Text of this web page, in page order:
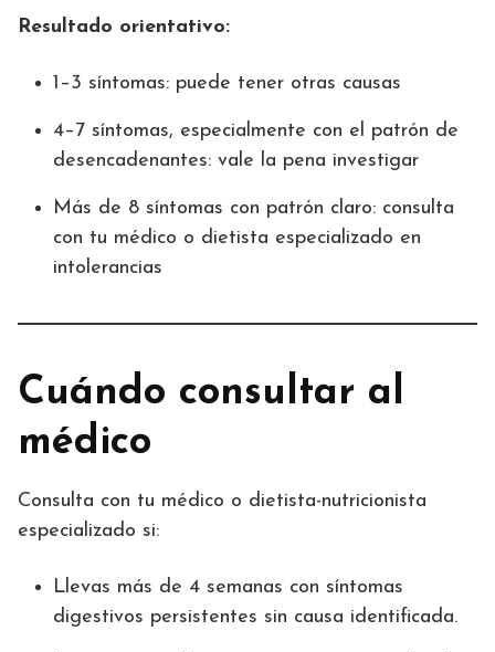
Resultado orientativo:
1–3 síntomas: puede tener otras causas
4–7 síntomas, especialmente con el patrón de
desencadenantes: vale la pena investigar
Más de 8 síntomas con patrón claro: consulta
con tu médico o dietista especializado en
intolerancias
Cuándo consultar al
médico
Consulta con tu médico o dietista-nutricionista
especializado si:
Llevas más de 4 semanas con síntomas
digestivos persistentes sin causa identificada.